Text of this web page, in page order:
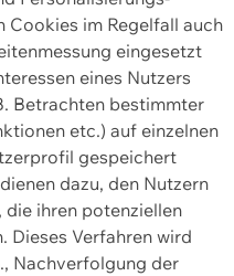
Cookies im Regelfall auch
eingesetzt
eines Nutzers
Betrachten bestimmter
etc.) auf einzelnen
gespeichert
dazu, den Nutzern
die ihren potenziellen
Dieses Verfahren wird
Nachverfolgung der